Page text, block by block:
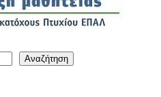
Αναζήτηση